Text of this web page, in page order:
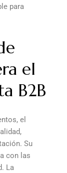
para
el
B2B
el
Su
con las
La